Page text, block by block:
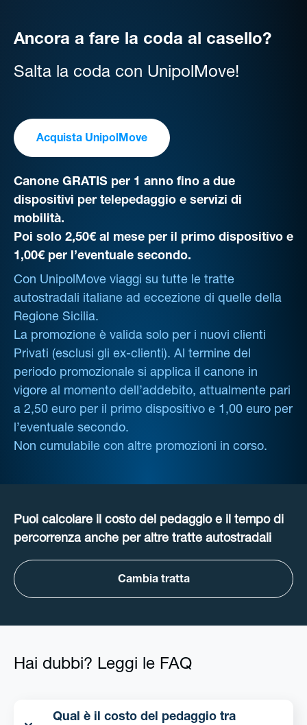
Ancora a fare la coda al casello?
Salta la coda con UnipolMove!
Acquista UnipolMove
Canone GRATIS per 1 anno fino a due
dispositivi per telepedaggio e servizi di
mobilità.
Poi solo 2,50€ al mese per il primo dispositivo e
1,00€ per l’eventuale secondo.
Con UnipolMove viaggi su tutte le tratte
autostradali italiane ad eccezione di quelle della
Regione Sicilia.
La promozione è valida solo per i nuovi clienti
Privati (esclusi gli ex-clienti). Al termine del
periodo promozionale si applica il canone in
vigore al momento dell’addebito, attualmente pari
a 2,50 euro per il primo dispositivo e 1,00 euro per
l’eventuale secondo.
Non cumulabile con altre promozioni in corso.
Puoi calcolare il costo del pedaggio e il tempo di
percorrenza anche per altre tratte autostradali
Cambia tratta
Hai dubbi? Leggi le FAQ
Qual è il costo del pedaggio tra